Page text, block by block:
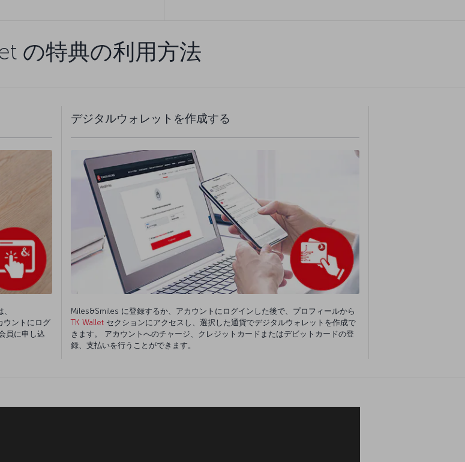
の特典の利用方法
ウントにログ
員に申し込
デジタルウォレットを作成する
Miles&Smiles に登録するか、アカウントにログインした後で、プロフィールから
TK Wallet セクションにアクセスし、選択した通貨でデジタルウォレットを作成で
きます。 アカウントへのチャージ、クレジットカードまたはデビットカードの登
録、支払いを行うことができます。